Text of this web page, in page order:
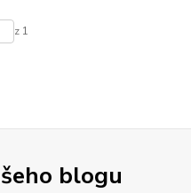
z 1
blogu